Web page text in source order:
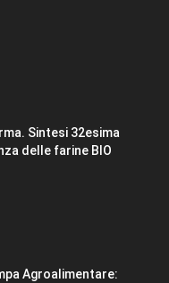
Sintesi 32esima
delle farine BIO
Agroalimentare: